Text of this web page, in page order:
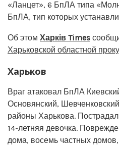
«Ланцет», 6 БпЛА типа
БпЛА, тип которых
Об этом Харків Times
Харьковской областной
Харьков
Враг атаковал БпЛА
Основянский,
районы Харькова.
14-летняя девочка.
дома, восемь частных